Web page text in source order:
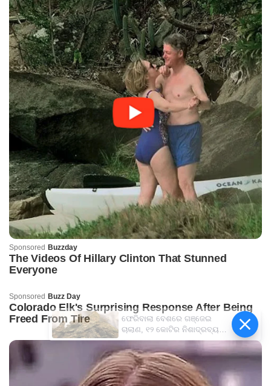
ଫେରିବାଲା ବେଶରେ ଗଞ୍ଜେଇ
ଚାଲାଣ, ୧୨ କୋଟିର ନିଶାଦ୍ରବ୍ୟ
ଜବତ